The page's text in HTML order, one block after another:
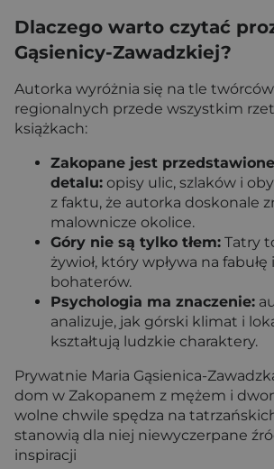
Dlaczego warto czytać
Gąsienicy-Zawadzkiej?
Autorka wyróżnia się na tle
regionalnych przede wszystkim
książkach:
Zakopane jest
detalu: opisy ulic, szlaków i
z faktu, że autorka doskonale
malownicze okolice.
Góry nie są tylko tłem: Tatry
żywioł, który wpływa na fabułę
bohaterów.
Psychologia ma znaczenie:
analizuje, jak górski klimat i
kształtują ludzkie charaktery.
Prywatnie Maria Gąsienica-
dom w Zakopanem z mężem i
wolne chwile spędza na
stanowią dla niej niewyczerpane
inspiracji